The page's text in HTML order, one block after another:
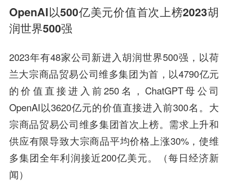
OpenAI以500亿美元价值首次上榜2023胡
润世界500强
2023年有48家公司新进入胡润世界500强，以荷
兰大宗商品贸易公司维多集团为首，以4790亿元
的价值直接进入前250名，ChatGPT母公司
OpenAI以3620亿元的价值直接进入前300名。大
宗商品贸易公司维多集团首次上榜。需求上升和
供应有限导致大宗商品平均价格上涨30%，使维
多集团全年利润接近200亿美元。（每日经济新
闻）